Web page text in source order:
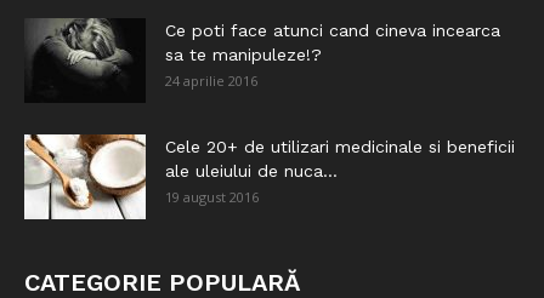
Ce poti face atunci cand cineva incearca
sa te manipuleze!?
24 aprilie 2016
Cele 20+ de utilizari medicinale si beneficii
ale uleiului de nuca...
19 august 2016
CATEGORIE POPULARĂ